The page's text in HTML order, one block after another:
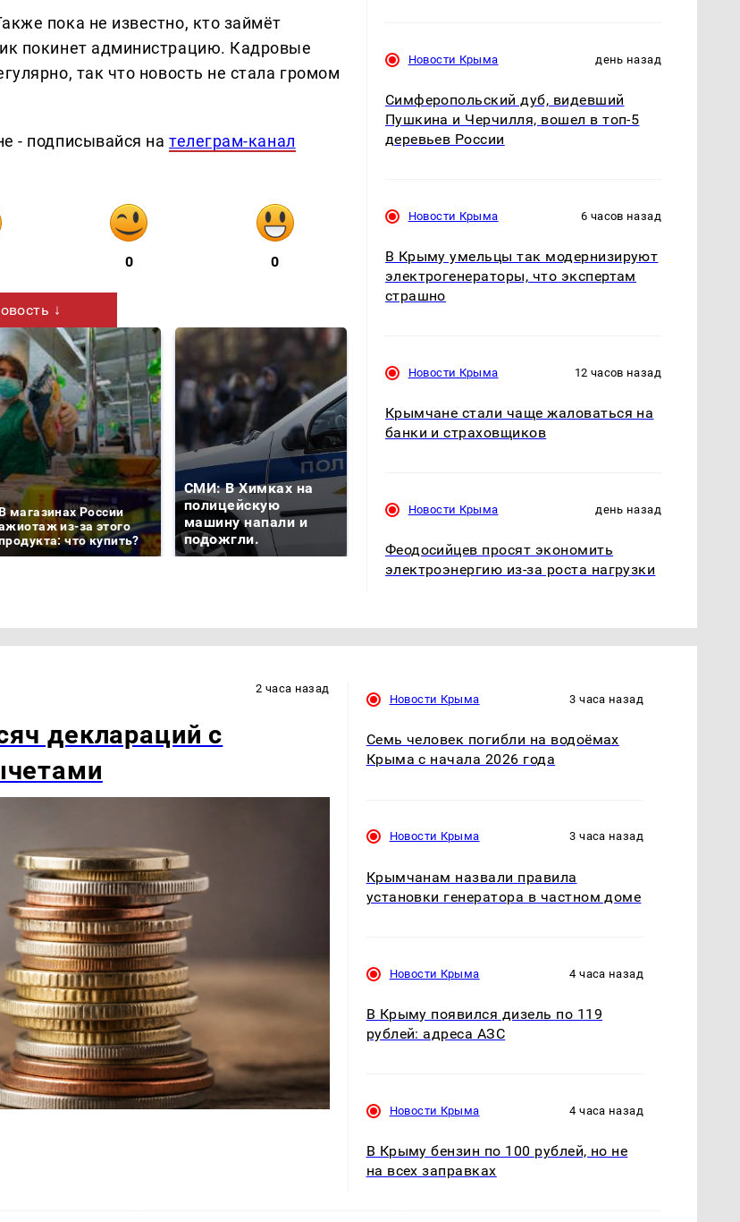
пока не известно, кто займёт
покинет администрацию. Кадровые
так что новость не стала громом
- подписывайся нателеграм-канал
0 0
↓
магазинах России
из-за этого
что купить?
СМИ: В Химках на
полицейскую
машину напали и
подожгли.
Где будет встреча
президентов США и
На Урале из казны
Новости Крыма день назад
Симферопольский дуб, видевший
Пушкина и Черчилля, вошел в топ-5
деревьев России
Новости Крыма 6 часов назад
В Крыму умельцы так модернизируют
электрогенераторы, что экспертам
страшно
Новости Крыма 12 часов назад
Крымчане стали чаще жаловаться на
банки и страховщиков
Новости Крыма день назад
Феодосийцев просят экономить
электроэнергию из-за роста нагрузки
2 часа назад
деклараций с
Новости Крыма 3 часа назад
Семь человек погибли на водоёмах
Крыма с начала 2026 года
Новости Крыма 3 часа назад
Крымчанам назвали правила
установки генератора в частном доме
Новости Крыма 4 часа назад
В Крыму появился дизель по 119
рублей: адреса АЗС
Новости Крыма 4 часа назад
В Крыму бензин по 100 рублей, но не
на всех заправках